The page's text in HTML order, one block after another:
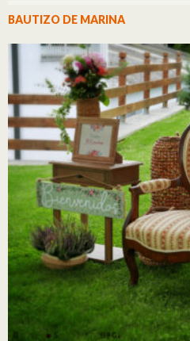
BAUTIZO DE MARINA